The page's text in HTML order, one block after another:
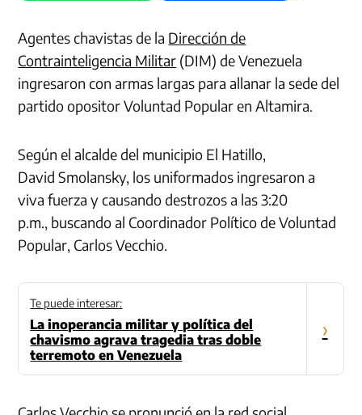
Agentes chavistas de la Dirección de
Contrainteligencia Militar (DIM) de Venezuela
ingresaron con armas largas para allanar la sede del
partido opositor Voluntad Popular en Altamira.
Según el alcalde del municipio El Hatillo,
David Smolansky, los uniformados ingresaron a
viva fuerza y causando destrozos a las 3:20
p.m., buscando al Coordinador Político de Voluntad
Popular, Carlos Vecchio.
Te puede interesar:
La inoperancia militar y política del
chavismo agrava tragedia tras doble
terremoto en Venezuela
›